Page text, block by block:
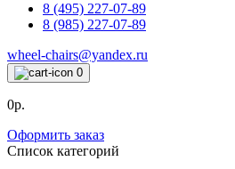
8 (495) 227-07-89
8 (985) 227-07-89
wheel-chairs@yandex.ru
0
0р.
Оформить заказ
Список категорий